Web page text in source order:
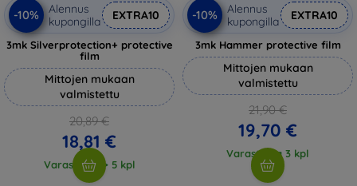
-10%
Alennus
kupongilla
EXTRA10
3mk Silverprotection+ protective
film
Mittojen mukaan
valmistettu
20,89 €
18,81 €
Varastossa > 5 kpl
-10%
Alennus
kupongilla
EXTRA10
3mk Hammer protective film
Mittojen mukaan
valmistettu
21,90 €
19,70 €
Varastossa 3 kpl